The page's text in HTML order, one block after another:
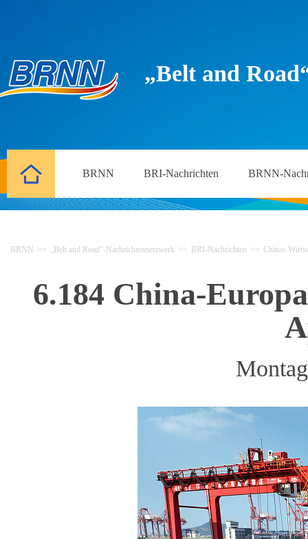
„Belt and
BRNN BRI-Nachrichten BRNN-
BRNN >> „Belt and Road“-Nachrichtennetzwerk >> BRI-Nachrichten >> Chinas
6.184 China-